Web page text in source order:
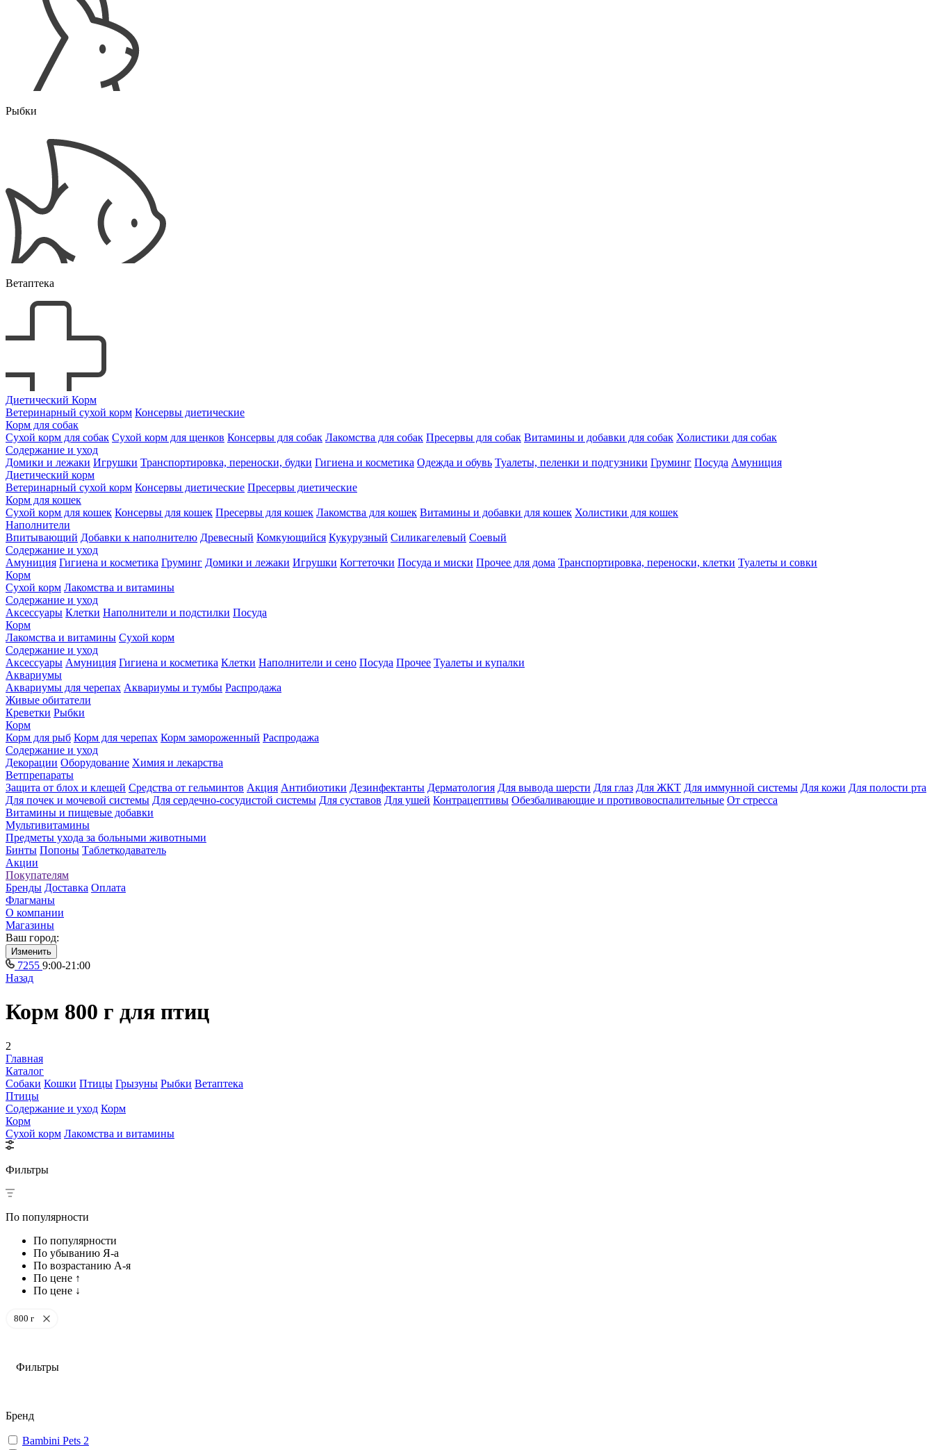
Рыбки
Ветаптека
Диетический Корм
Ветеринарный сухой корм Консервы диетические
Корм для собак
Сухой корм для собак Сухой корм для щенков Консервы для собак Лакомства для собак Пресервы для собак Витамины и добавки для собак Холистики для собак
Содержание и уход
Домики и лежаки Игрушки Транспортировка, переноски, будки Гигиена и косметика Одежда и обувь Туалеты, пеленки и подгузники Груминг Посуда Амуниция
Диетический корм
Ветеринарный сухой корм Консервы диетические Пресервы диетические
Корм для кошек
Сухой корм для кошек Консервы для кошек Пресервы для кошек Лакомства для кошек Витамины и добавки для кошек Холистики для кошек
Наполнители
Впитывающий Добавки к наполнителю Древесный Комкующийся Кукурузный Силикагелевый Соевый
Содержание и уход
Амуниция Гигиена и косметика Груминг Домики и лежаки Игрушки Когтеточки Посуда и миски Прочее для дома Транспортировка, переноски, клетки Туалеты и совки
Корм
Сухой корм Лакомства и витамины
Содержание и уход
Аксессуары Клетки Наполнители и подстилки Посуда
Корм
Лакомства и витамины Сухой корм
Содержание и уход
Аксессуары Амуниция Гигиена и косметика Клетки Наполнители и сено Посуда Прочее Туалеты и купалки
Аквариумы
Аквариумы для черепах Аквариумы и тумбы Распродажа
Живые обитатели
Креветки Рыбки
Корм
Корм для рыб Корм для черепах Корм замороженный Распродажа
Содержание и уход
Декорации Оборудование Химия и лекарства
Ветпрепараты
Защита от блох и клещей Средства от гельминтов Акция Антибиотики Дезинфектанты Дерматология Для вывода шерсти Для глаз Для ЖКТ Для иммунной системы Для кожи Для полости рта
Для почек и мочевой системы Для сердечно-сосудистой системы Для суставов Для ушей Контрацептивы Обезбаливающие и противовоспалительные От стресса
Витамины и пищевые добавки
Мультивитамины
Предметы ухода за больными животными
Бинты Попоны Таблеткодаватель
Акции
Покупателям
Бренды Доставка Оплата
Флагманы
О компании
Магазины
Ваш город:
Изменить
7255 9:00-21:00
Назад
Корм 800 г для птиц
2
Главная
Каталог
Собаки Кошки Птицы Грызуны Рыбки Ветаптека
Птицы
Содержание и уход Корм
Корм
Сухой корм Лакомства и витамины
Фильтры
По популярности
По популярности
По убыванию Я-а
По возрастанию А-я
По цене ↑
По цене ↓
800 г
Фильтры
Бренд
Bambini Pets 2